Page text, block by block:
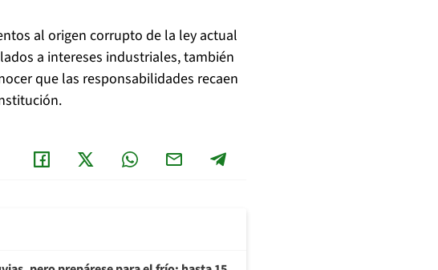
al origen corrupto de la ley actual
a intereses industriales, también
que las responsabilidades recaen